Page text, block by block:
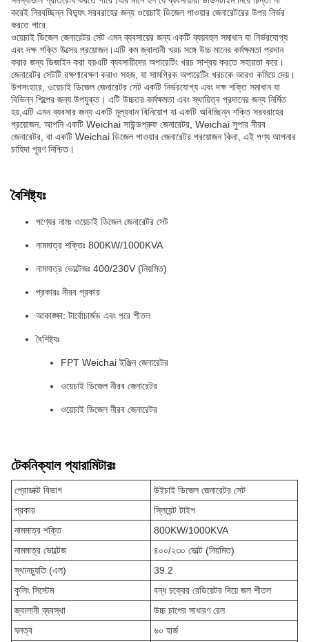
করেই নিরবচ্ছিন্ন বিদ্যুৎ সরবরাহের জন্য ওয়েচাই ডিজেল পাওয়ার জেনারেটরের উপর নির্ভর
করতে পারে.
ওয়েচাই ডিজেল জেনারেটর সেট এমন ব্যবসায়ের জন্য একটি ব্যয়বহুল সমাধান যা নির্ভরযোগ্য
এবং দক্ষ শক্তি উত্সের প্রয়োজন।এটি কম জ্বালানী খরচ সঙ্গে উচ্চ মানের কর্মক্ষমতা প্রদান
করার জন্য ডিজাইন করা হয়এটি ব্যবসায়ীদের অপারেটিং খরচ সাশ্রয় করতে সহায়তা করে।
জেনারেটর সেটটি রক্ষণাবেক্ষণ করাও সহজ, যা সামগ্রিক অপারেটিং খরচকে আরও কমিয়ে দেয়।
উপসংহারে, ওয়েচাই ডিজেল জেনারেটর সেট একটি নির্ভরযোগ্য এবং দক্ষ শক্তি সমাধান যা
বিভিন্ন শিল্পের জন্য উপযুক্ত। এটি উচ্চতর কর্মক্ষমতা এবং স্থায়িত্ব প্রদানের জন্য নির্মিত
হয়,এটি এমন ব্যবসার জন্য একটি মূল্যবান বিনিয়োগ যা একটি অবিচ্ছিন্ন শক্তি সরবরাহের
প্রয়োজন. আপনি একটি Weichai সাউন্ডপ্রুফ জেনারেটর, Weichai সুপার নীরব
জেনারেটর, বা একটি Weichai ডিজেল পাওয়ার জেনারেটর প্রয়োজন কিনা, এই পণ্য আপনার
চাহিদা পূরণ নিশ্চিত।
বৈশিষ্ট্যঃ
পণ্যের নামঃ ওয়েচাই ডিজেল জেনারেটর সেট
নামমাত্র শক্তিঃ 800KW/1000KVA
নামমাত্র ভোল্টেজঃ 400/230V (নিয়মিত)
প্রকারঃ নীরব প্রকার
আকাঙ্ক্ষা: টার্বোচার্জড এবং পরে শীতল
বৈশিষ্ট্যঃ
FPT Weichai ইঞ্জিন জেনারেটর
ওয়েচাই ডিজেল নীরব জেনারেটর
ওয়েচাই ডিজেল নীরব জেনারেটর
টেকনিক্যাল প্যারামিটারঃ
প্রোডাক্ট বিভাগ
উইচাই ডিজেল জেনারেটর সেট
প্রকার
স্লিয়েন্ট টাইপ
নামমাত্র শক্তি
800KW/1000KVA
নামমাত্র ভোল্টেজ
৪০০/২৩০ ভোল্ট (নিয়মিত)
স্থানচ্যুতি (এল)
39.2
কুলিং সিস্টেম
বন্ধ চক্রের রেডিয়েটর দিয়ে জল শীতল
জ্বালানী ব্যবস্থা
উচ্চ চাপের সাধারণ রেল
ঘনত্ব
৬০ হার্জ